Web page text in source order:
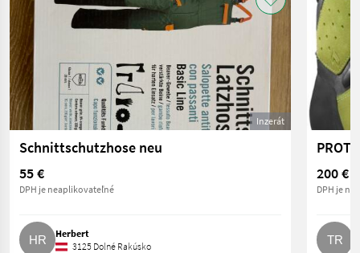
Inzerát
Schnittschutzhose neu
55 €
DPH je neaplikovateľné
Herbert
3125 Dolné Rakúsko
200 €
DPH je